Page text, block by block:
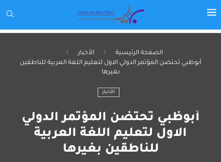
الصفحة الرئيسية
الأخبار
أبوظبي تحتضن المؤتمر الدولي الاول لتعليم اللغة العربية للناطقين
بغيرها
الأخبار
أبوظبي تحتضن المؤتمر الدولي
الاول لتعليم اللغة العربية
للناطقين بغيرها